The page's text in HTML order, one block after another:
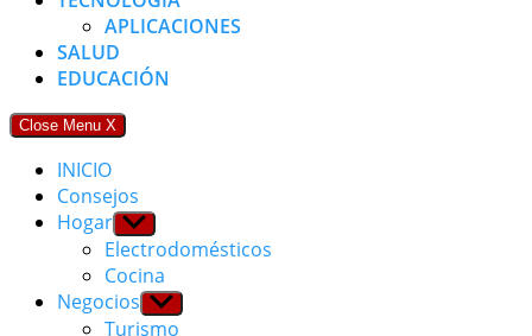
APLICACIONES
SALUD
EDUCACIÓN
Close Menu X
INICIO
Consejos
Hogar Show
sub
menu
Electrodomésticos
Cocina
Negocios Show
sub
Turismo